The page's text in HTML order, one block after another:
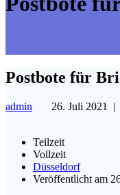
Postbote für
admin 26. Juli 2021 |
Teilzeit
Vollzeit
Düsseldorf
Veröffentlicht am